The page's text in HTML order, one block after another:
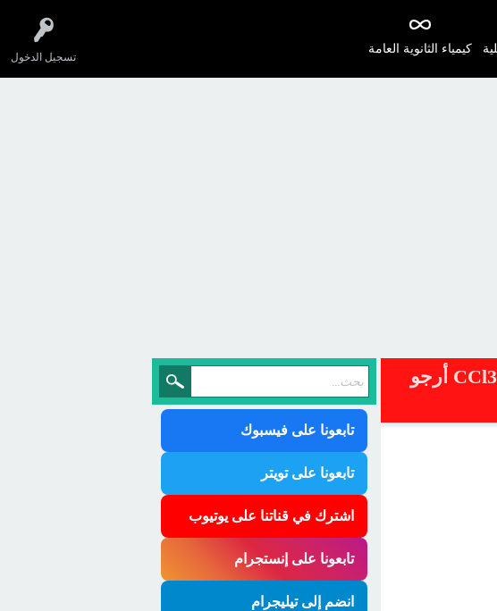
تسجيل الدخول
كيمياء الثانوية العامة
أيهما أكثر حامضية CCl3COOH , C6H5COOH , ClCH2OH , C6H5OH أرجو
تابعونا على فيسبوك
تابعونا على تويتر
اشترك في قناتنا على يوتيوب
تابعونا على إنستجرام
انضم إلى تيليجرام